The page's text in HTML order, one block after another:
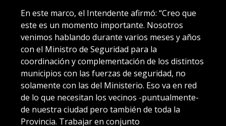
En este marco, el Intendente afirmó: “Creo que
este es un momento importante. Nosotros
venimos hablando durante varios meses y años
con el Ministro de Seguridad para la
coordinación y complementación de los distintos
municipios con las fuerzas de seguridad, no
solamente con las del Ministerio. Eso va en red
de lo que necesitan los vecinos -puntualmente-
de nuestra ciudad pero también de toda la
Provincia. Trabajar en conjunto